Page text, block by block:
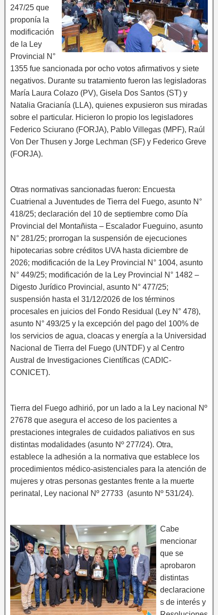
247/25 que
proponía la
modificación
de la Ley
Provincial N°
1355 fue sancionada por ocho votos afirmativos y siete
negativos. Durante su tratamiento fueron las legisladoras
María Laura Colazo (PV), Gisela Dos Santos (ST) y
Natalia Gracianía (LLA), quienes expusieron sus miradas
sobre el particular. Hicieron lo propio los legisladores
Federico Sciurano (FORJA), Pablo Villegas (MPF), Raúl
Von Der Thusen y Jorge Lechman (SF) y Federico Greve
(FORJA).
Otras normativas sancionadas fueron: Encuesta
Cuatrienal a Juventudes de Tierra del Fuego, asunto N°
418/25; declaración del 10 de septiembre como Día
Provincial del Montañista – Escalador Fueguino, asunto
N° 281/25; prorrogan la suspensión de ejecuciones
hipotecarias sobre créditos UVA hasta diciembre de
2026; modificación de la Ley Provincial N° 1004, asunto
N° 449/25; modificación de la Ley Provincial N° 1482 –
Digesto Jurídico Provincial, asunto N° 477/25;
suspensión hasta el 31/12/2026 de los términos
procesales en juicios del Fondo Residual (Ley N° 478),
asunto N° 493/25 y la excepción del pago del 100% de
los servicios de agua, cloacas y energía a la Universidad
Nacional de Tierra del Fuego (UNTDF) y al Centro
Austral de Investigaciones Científicas (CADIC-
CONICET).
Tierra del Fuego adhirió, por un lado a la Ley nacional Nº
27678 que asegura el acceso de los pacientes a
prestaciones integrales de cuidados paliativos en sus
distintas modalidades (asunto Nº 277/24). Otra,
establece la adhesión a la normativa que establece los
procedimientos médico-asistenciales para la atención de
mujeres y otras personas gestantes frente a la muerte
perinatal, Ley nacional Nº 27733 (asunto Nº 531/24).
Cabe
mencionar
que se
aprobaron
distintas
declaracione
s de interés y